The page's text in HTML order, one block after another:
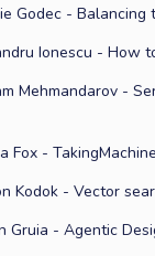
Godec - Balancing
Ionescu - How
Mehmandarov -
Fox -
Kodok - Vector
Gruia - Agentic